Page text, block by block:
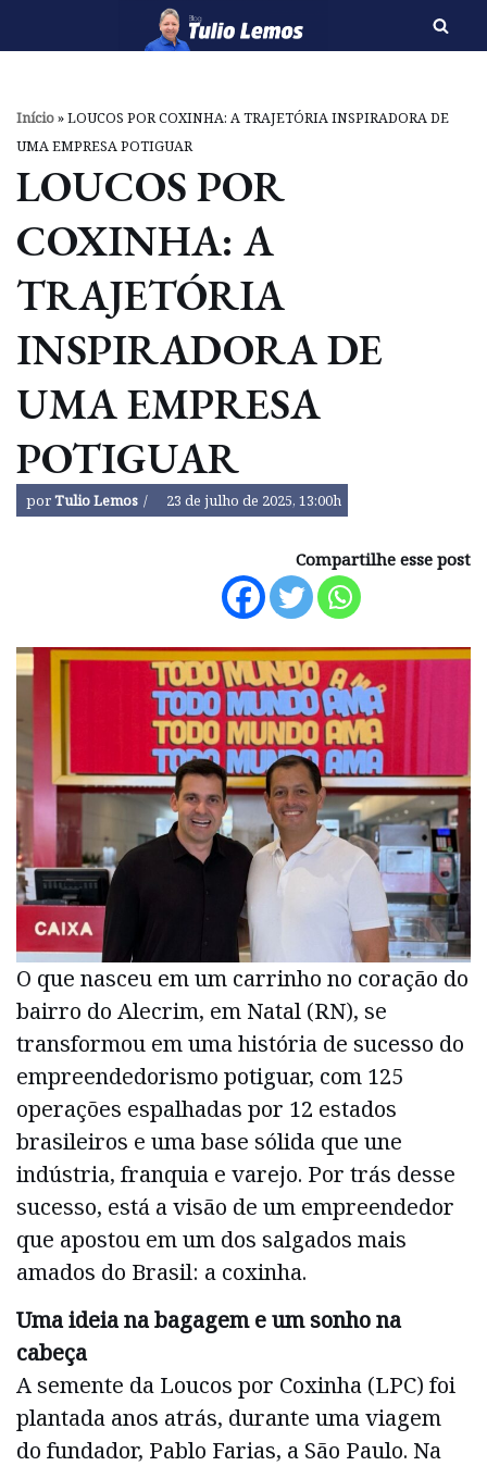
o
conteúdo
Início»LOUCOS POR COXINHA: A TRAJETÓRIA INSPIRADORA DE
UMA EMPRESA POTIGUAR
LOUCOS POR
COXINHA: A
TRAJETÓRIA
INSPIRADORA DE
UMA EMPRESA
POTIGUAR
porTulio Lemos 23 de julho de 2025, 13:00h
Compartilhe esse post
O que nasceu em um carrinho no coração do
bairro do Alecrim, em Natal (RN), se
transformou em uma história de sucesso do
empreendedorismo potiguar, com 125
operações espalhadas por 12 estados
brasileiros e uma base sólida que une
indústria, franquia e varejo. Por trás desse
sucesso, está a visão de um empreendedor
que apostou em um dos salgados mais
amados do Brasil: a coxinha.
Uma ideia na bagagem e um sonho na
cabeça
A semente da Loucos por Coxinha (LPC) foi
plantada anos atrás, durante uma viagem
do fundador, Pablo Farias, a São Paulo. Na